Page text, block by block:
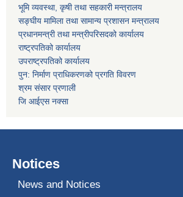
भूमि व्यवस्था, कृषी तथा सहकारी मन्त्रालय
सङ्घीय मामिला तथा सामान्य प्रशासन मन्त्रालय
प्रधानमन्त्री तथा मन्त्रीपरिसदको कार्यालय
राष्ट्रपतिको कार्यालय
उपराष्ट्रपतिको कार्यालय
पुन: निर्माण प्राधिकरणको प्रगति विवरण
श्रम संसार प्रणाली
जि आईएस नक्सा
Notices
News and Notices